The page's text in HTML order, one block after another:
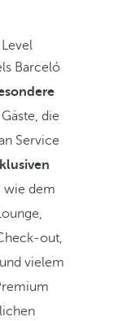
Barceló
die
Service
wie dem
out,
vielem